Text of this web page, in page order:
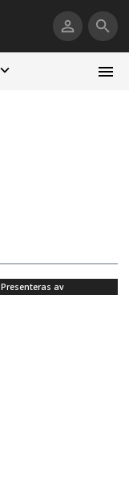
Presenteras av